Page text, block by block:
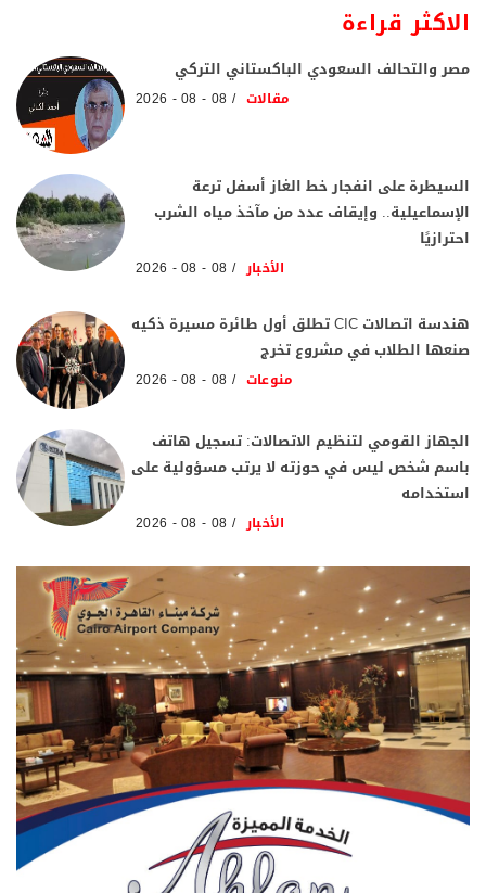
الاكثر قراءة
مصر والتحالف السعودي الباكستاني التركي
مقالات 08 - 08 - 2026
السيطرة على انفجار خط الغاز أسفل ترعة
الإسماعيلية.. وإيقاف عدد من مآخذ مياه الشرب
احترازيًا
الأخبار 08 - 08 - 2026
هندسة اتصالات CIC تطلق أول طائرة مسيرة ذكيه
صنعها الطلاب في مشروع تخرج
منوعات 08 - 08 - 2026
الجهاز القومي لتنظيم الاتصالات: تسجيل هاتف
باسم شخص ليس في حوزته لا يرتب مسؤولية على
استخدامه
الأخبار 08 - 08 - 2026